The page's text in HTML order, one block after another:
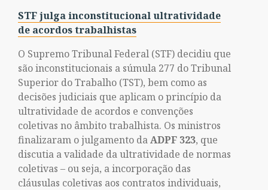
STF julga inconstitucional ultratividade
de acordos trabalhistas
O Supremo Tribunal Federal (STF) decidiu que
são inconstitucionais a súmula 277 do Tribunal
Superior do Trabalho (TST), bem como as
decisões judiciais que aplicam o princípio da
ultratividade de acordos e convenções
coletivas no âmbito trabalhista. Os ministros
finalizaram o julgamento daADPF 323, que
discutia a validade da ultratividade de normas
coletivas – ou seja, a incorporação das
cláusulas coletivas aos contratos individuais,